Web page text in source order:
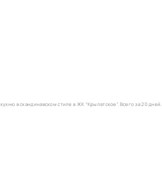
в скандинавском стиле в ЖК “Крылатское”. Всего за 20 дней.